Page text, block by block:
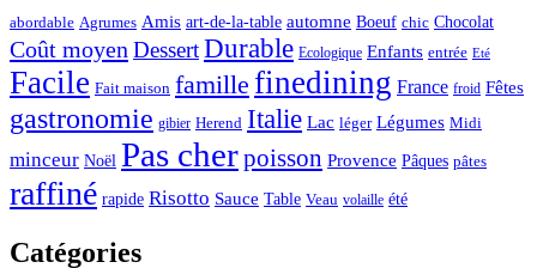
abordable Agrumes Amis art-de-la-table automne Boeuf chic Chocolat
Coût moyenDessertDurable Ecologique Enfants entrée Eté
Facile Fait maison famille finedining France froid Fêtes
gastronomie gibier Herend Italie Lac léger Légumes Midi
minceur Noël Pas cherpoisson Provence Pâques pâtes
raffiné rapide Risotto Sauce Table Veau volaille été
Catégories